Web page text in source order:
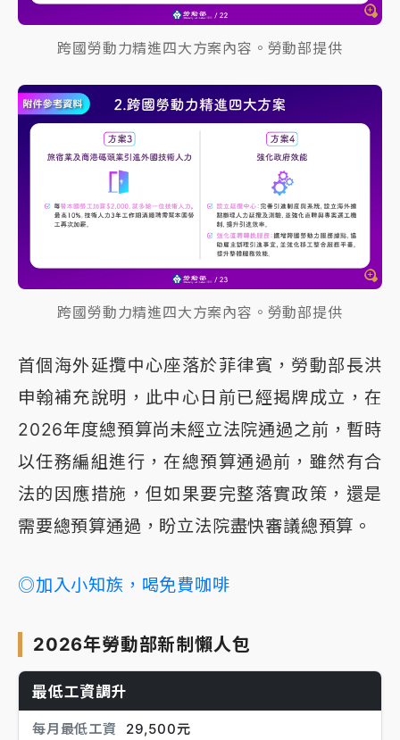
跨國勞動力精進四大方案內容。勞動部提供
跨國勞動力精進四大方案內容。勞動部提供
首個海外延攬中心座落於菲律賓，勞動部長洪
申翰補充說明，此中心日前已經揭牌成立，在
2026年度總預算尚未經立法院通過之前，暫時
以任務編組進行，在總預算通過前，雖然有合
法的因應措施，但如果要完整落實政策，還是
需要總預算通過，盼立法院盡快審議總預算。
◎加入小知族，喝免費咖啡
2026年勞動部新制懶人包
最低工資調升
每月最低工資 29,500元